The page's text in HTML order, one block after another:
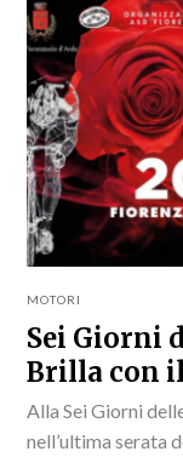
MOTORI
Sei Giorni
Brilla con
Alla Sei Giorni
nell’ultima serata